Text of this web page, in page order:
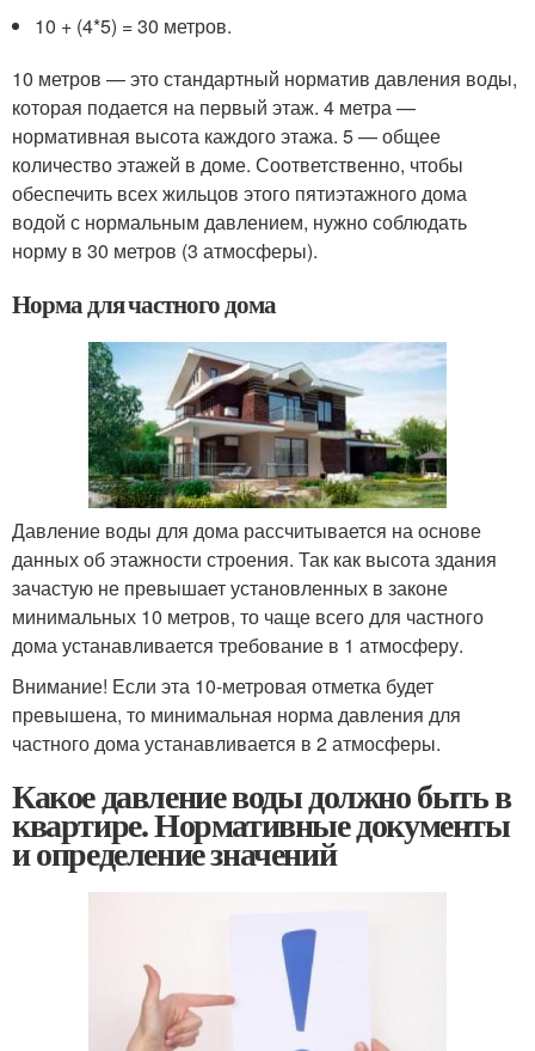
10 + (4*5) = 30 метров.
10 метров — это стандартный норматив давления воды,
которая подается на первый этаж. 4 метра —
нормативная высота каждого этажа. 5 — общее
количество этажей в доме. Соответственно, чтобы
обеспечить всех жильцов этого пятиэтажного дома
водой с нормальным давлением, нужно соблюдать
норму в 30 метров (3 атмосферы).
Норма для частного дома
Давление воды для дома рассчитывается на основе
данных об этажности строения. Так как высота здания
зачастую не превышает установленных в законе
минимальных 10 метров, то чаще всего для частного
дома устанавливается требование в 1 атмосферу.
Внимание! Если эта 10-метровая отметка будет
превышена, то минимальная норма давления для
частного дома устанавливается в 2 атмосферы.
Какое давление воды должно быть в
квартире. Нормативные документы
и определение значений